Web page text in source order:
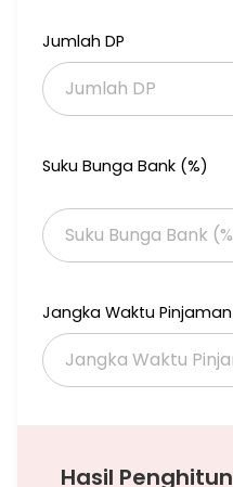
Jumlah DP
Suku Bunga Bank (%)
Jangka Waktu
Hasil